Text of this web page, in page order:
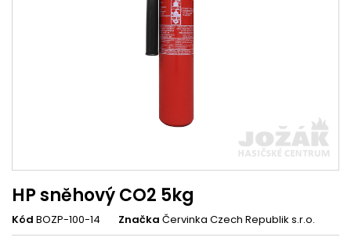
HP sněhový CO2 5kg
Kód BOZP-100-14 Značka Červinka Czech Republik s.r.o.